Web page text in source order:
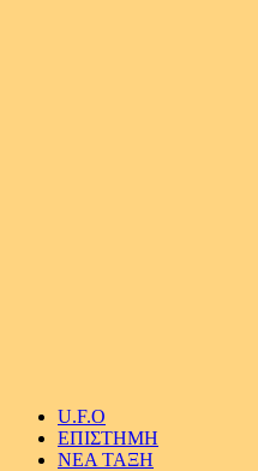
U.F.O
ΕΠΙΣΤΗΜΗ
ΝΕΑ ΤΑΞΗ